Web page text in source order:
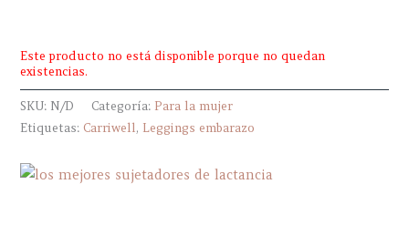
Este producto no está disponible porque no quedan
existencias.
SKU: N/D Categoría: Para la mujer
Etiquetas: Carriwell, Leggings embarazo